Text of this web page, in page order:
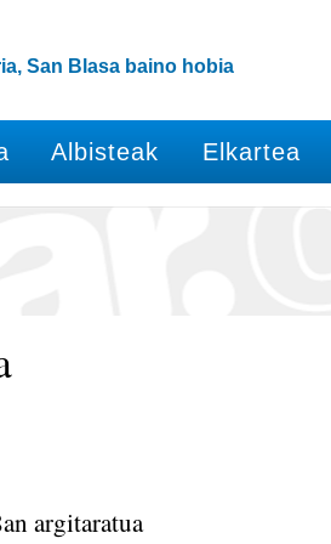
San Blasa baino hobia
Albisteak Elkartea
argitaratua